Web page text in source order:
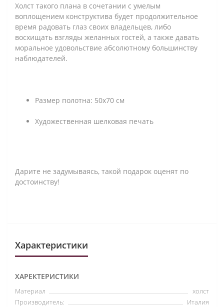
Холст такого плана в сочетании с умелым
воплощением конструктива будет продолжительное
время радовать глаз своих владельцев, либо
восхищать взгляды желанных гостей, а также давать
моральное удовольствие абсолютному большинству
наблюдателей.
Размер полотна: 50х70 см
Художественная шелковая печать
Дарите не задумываясь, такой подарок оценят по
достоинству!
Характеристики
ХАРЕКТЕРИСТИКИ
Материал
холст
Производитель:
Италия